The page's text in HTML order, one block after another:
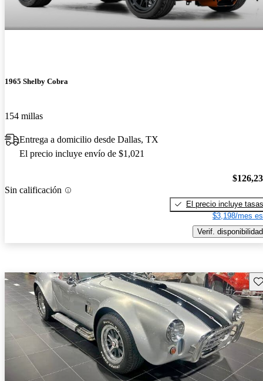
1965 Shelby Cobra
154 millas
Entrega a domicilio desde Dallas, TX
El precio incluye envío de $1,021
Sin calificación
El precio incluye tasas
$3,198/mes
Verif. disponibilidad